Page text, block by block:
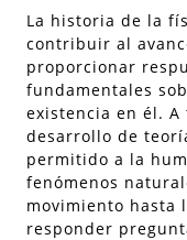
La historia de la
contribuir al
proporcionar
fundamentales
existencia en él.
desarrollo de
permitido a la
fenómenos
movimiento hasta
responder